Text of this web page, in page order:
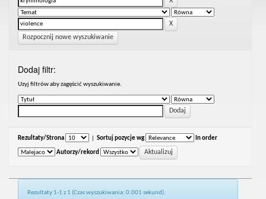
Rozpocznij nowe wyszukiwanie
Dodaj filtr:
Uzyj filtrów aby zagęścić wyszukiwanie.
Rezultaty/Strona Sortuj pozycje wg In order
Autorzy/rekord
Rezultaty 1-1 z 1 (Czas wyszukiwania: 0.001 sekund).